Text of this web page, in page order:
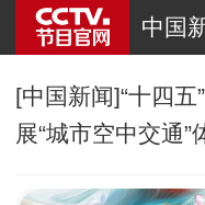
中国
[中国新闻]“十四
展“城市空中交通”